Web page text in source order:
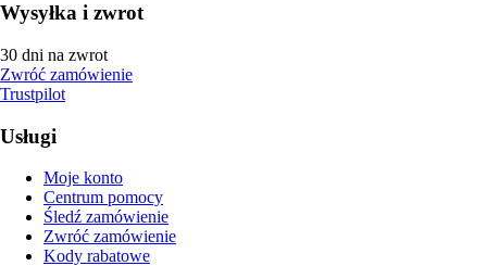
Wysyłka i zwrot
30 dni na zwrot
Zwróć zamówienie
Trustpilot
Usługi
Moje konto
Centrum pomocy
Śledź zamówienie
Zwróć zamówienie
Kody rabatowe